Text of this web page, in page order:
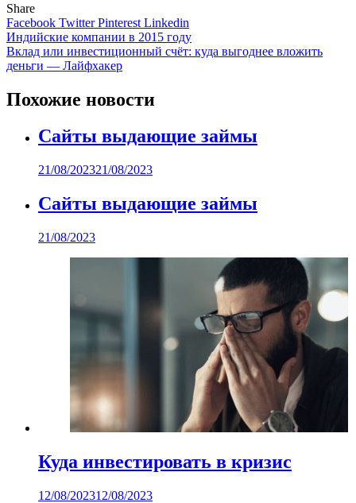
Share
Facebook TwitterPinterest Linkedin
Навигация
по
Индийские компании в 2015 году
Вклад или инвестиционный счёт: куда выгоднее вложить
деньги — Лайфхакер
Похожие новости
Сайты выдающие займы
21/08/202321/08/2023
Сайты выдающие займы
21/08/2023
Куда инвестировать в кризис
12/08/202312/08/2023